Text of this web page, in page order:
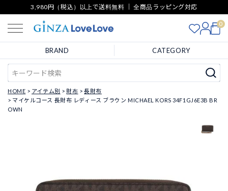
3,980円（税込）以上で送料無料 ｜ 全商品ラッピング対応
0
BRAND CATEGORY
HOME アイテム別 財布
長財布
マイケルコース 長財布 レディース ブラウン MICHAEL KORS 34F1GJ6E3B BR
OWN